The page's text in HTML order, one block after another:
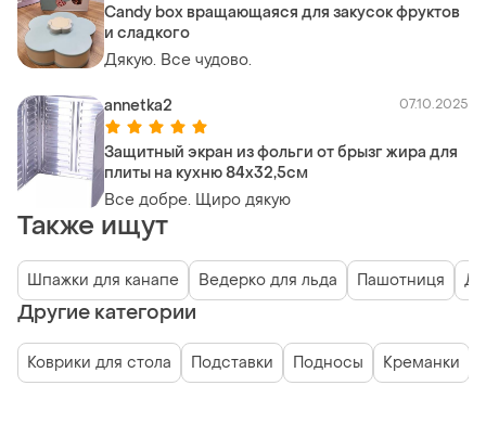
Candy box вращающаяся для закусок фруктов
и сладкого
Дякую. Все чудово.
annetka2 07.10.2025
Защитный экран из фольги от брызг жира для
плиты на кухню 84х32,5см
Все добре. Щиро дякую
Также ищут
Шпажки для канапе Ведерко для льда Пашотниця
Другие категории
Коврики для стола Подставки Подносы Креманки